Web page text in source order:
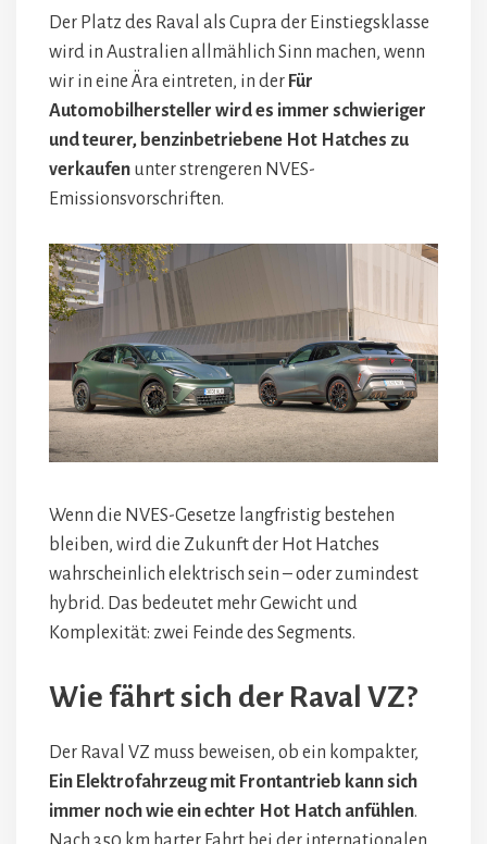
Der Platz des Raval als Cupra der Einstiegsklasse
wird in Australien allmählich Sinn machen, wenn
wir in eine Ära eintreten, in der Für
Automobilhersteller wird es immer schwieriger
und teurer, benzinbetriebene Hot Hatches zu
verkaufen unter strengeren NVES-
Emissionsvorschriften.
Wenn die NVES-Gesetze langfristig bestehen
bleiben, wird die Zukunft der Hot Hatches
wahrscheinlich elektrisch sein – oder zumindest
hybrid. Das bedeutet mehr Gewicht und
Komplexität: zwei Feinde des Segments.
Wie fährt sich der Raval VZ?
Der Raval VZ muss beweisen, ob ein kompakter,
Ein Elektrofahrzeug mit Frontantrieb kann sich
immer noch wie ein echter Hot Hatch anfühlen.